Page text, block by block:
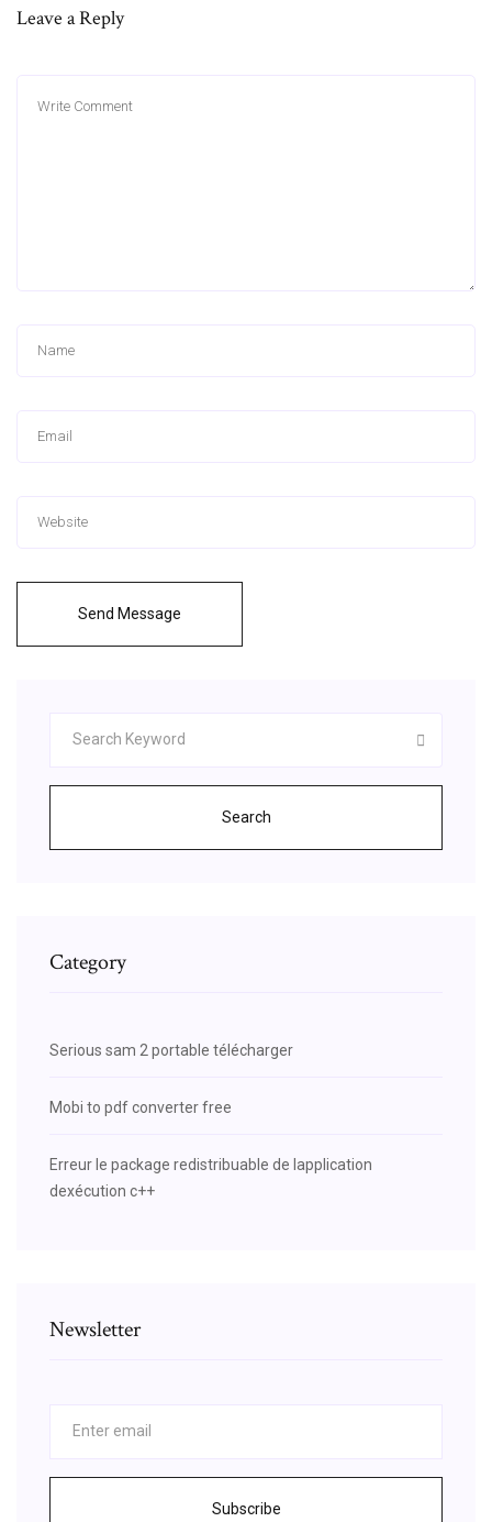
Leave a Reply
Send Message
Search
Category
Serious sam 2 portable télécharger
Mobi to pdf converter free
Erreur le package redistribuable de lapplication
dexécution c++
Newsletter
Subscribe